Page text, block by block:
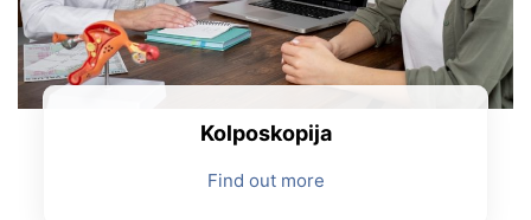
Kolposkopija
Find out more